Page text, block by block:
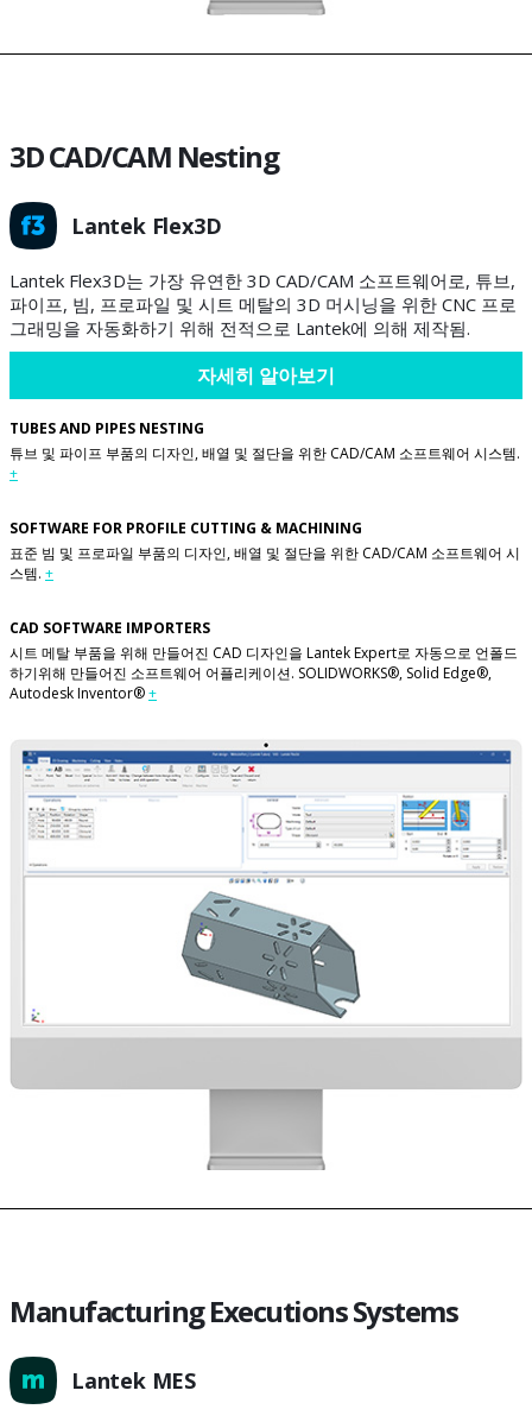
3D CAD/CAM Nesting
Lantek Flex3D
Lantek Flex3D는 가장 유연한 3D CAD/CAM 소프트웨어로, 튜브,
파이프, 빔, 프로파일 및 시트 메탈의 3D 머시닝을 위한 CNC 프로
그래밍을 자동화하기 위해 전적으로 Lantek에 의해 제작됨.
자세히 알아보기
TUBES AND PIPES NESTING
튜브 및 파이프 부품의 디자인, 배열 및 절단을 위한 CAD/CAM 소프트웨어 시스템.
+
SOFTWARE FOR PROFILE CUTTING & MACHINING
표준 빔 및 프로파일 부품의 디자인, 배열 및 절단을 위한 CAD/CAM 소프트웨어 시
스템. +
CAD SOFTWARE IMPORTERS
시트 메탈 부품을 위해 만들어진 CAD 디자인을 Lantek Expert로 자동으로 언폴드
하기위해 만들어진 소프트웨어 어플리케이션. SOLIDWORKS®, Solid Edge®,
Autodesk Inventor®+
Manufacturing Executions Systems
Lantek MES